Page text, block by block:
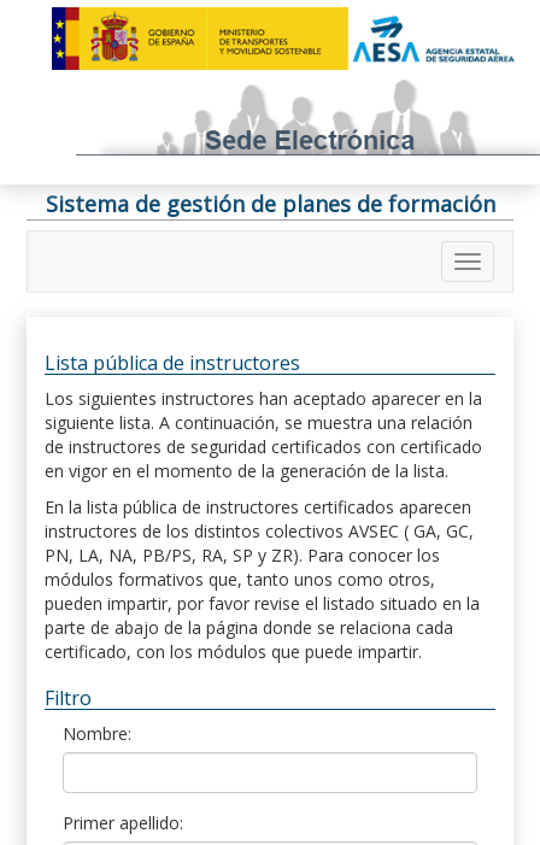
Sistema de gestión de planes de formación
Lista pública de instructores
Los siguientes instructores han aceptado aparecer en la
siguiente lista. A continuación, se muestra una relación
de instructores de seguridad certificados con certificado
en vigor en el momento de la generación de la lista.
En la lista pública de instructores certificados aparecen
instructores de los distintos colectivos AVSEC ( GA, GC,
PN, LA, NA, PB/PS, RA, SP y ZR). Para conocer los
módulos formativos que, tanto unos como otros,
pueden impartir, por favor revise el listado situado en la
parte de abajo de la página donde se relaciona cada
certificado, con los módulos que puede impartir.
Filtro
Nombre:
Primer apellido: